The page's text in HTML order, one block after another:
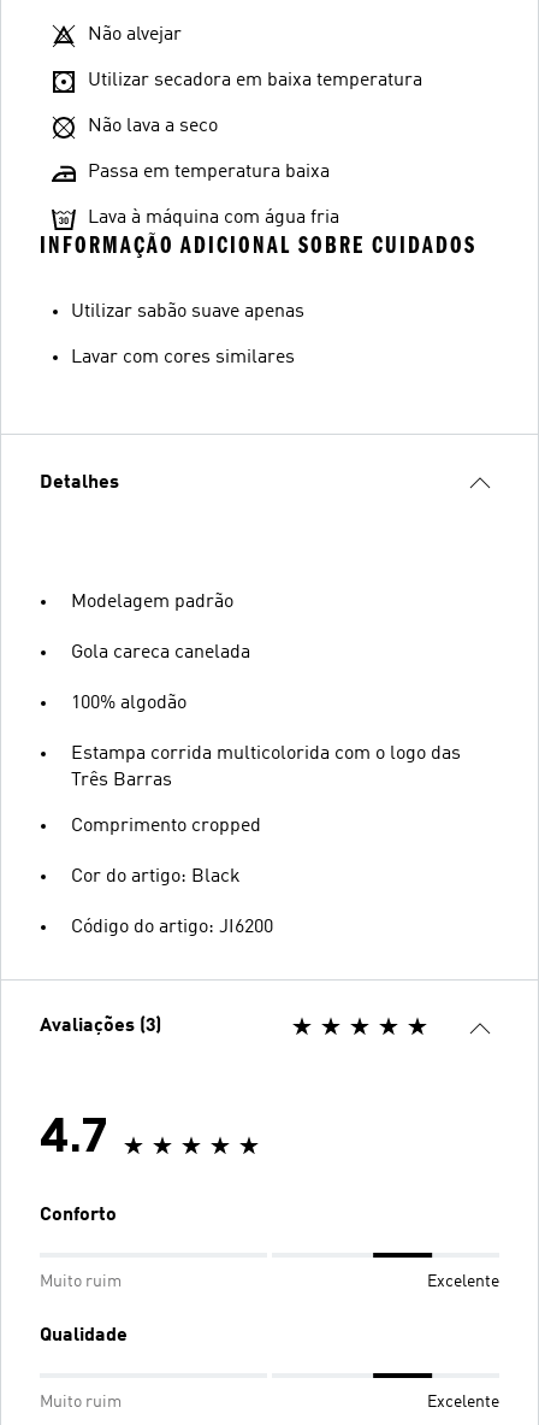
Não alvejar
Utilizar secadora em baixa temperatura
Não lava a seco
Passa em temperatura baixa
Lava à máquina com água fria
INFORMAÇÃO ADICIONAL SOBRE CUIDADOS
Utilizar sabão suave apenas
Lavar com cores similares
Detalhes
Modelagem padrão
Gola careca canelada
100% algodão
Estampa corrida multicolorida com o logo das
Três Barras
Comprimento cropped
Cor do artigo: Black
Código do artigo: JI6200
Avaliações (3)
4.7
Conforto
Muito ruim Excelente
Qualidade
Muito ruim Excelente